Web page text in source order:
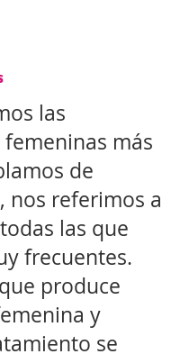
las
más
de
nos referimos a
las que
frecuentes.
produce
y
se